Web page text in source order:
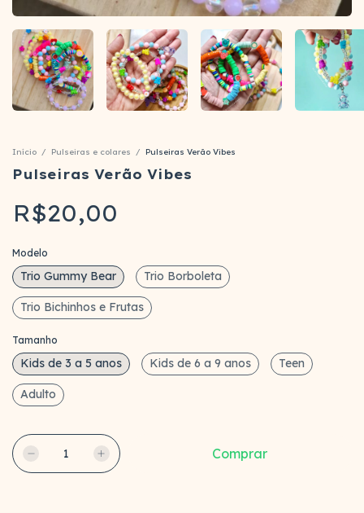
Início / Pulseiras e colares / Pulseiras Verão Vibes
Pulseiras Verão Vibes
R$20,00
Modelo
Trio Gummy Bear Trio Borboleta
Trio Bichinhos e Frutas
Tamanho
Kids de 3 a 5 anos Kids de 6 a 9 anos Teen
Adulto